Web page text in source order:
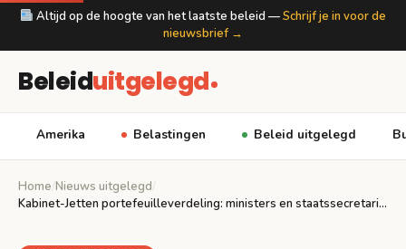
Altijd op de hoogte van het laatste beleid —Schrijf je in voor de
nieuwsbrief →
Beleiduitgelegd
Amerika Belastingen Beleid uitgelegd
Home Nieuws uitgelegd
Kabinet-Jetten portefeuilleverdeling: ministers en staatssecretarissen 2026